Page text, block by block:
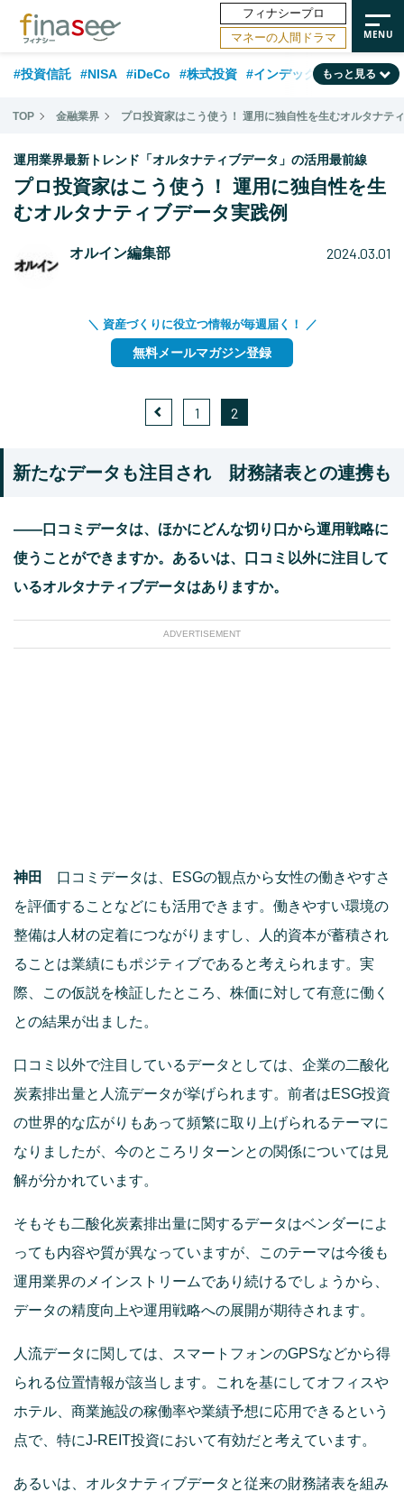
フィナシープロ
マネーの人間ドラマ
#投資信託 #NISA #iDeCo #株式投資 #インデックスファンド
#相談事例 #新NISA #相続・贈与 #FP #積立投資 #30代
#公的年金 #フィナンシャル・ウェルビーイング #トレンド
#50代 #データ・調査 #老後 #60代 #国内株式型
もっと見る
TOP 金融業界 プロ投資家はこう使う！ 運用に独自性を生むオルタナテ
運用業界最新トレンド「オルタナティブデータ」の活用最前線
プロ投資家はこう使う！ 運用に独自性を生
むオルタナティブデータ実践例
オルイン編集部 2024.03.01
＼ 資産づくりに役立つ情報が毎週届く！ ／
無料メールマガジン登録
1 2
新たなデータも注目され 財務諸表との連携も
――口コミデータは、ほかにどんな切り口から運用戦略に
使うことができますか。あるいは、口コミ以外に注目して
いるオルタナティブデータはありますか。
ADVERTISEMENT
神田
口コミデータは、ESGの観点から女性の働きやすさ
を評価することなどにも活用できます。働きやすい環境の
整備は人材の定着につながりますし、人的資本が蓄積され
ることは業績にもポジティブであると考えられます。実
際、この仮説を検証したところ、株価に対して有意に働く
との結果が出ました。
口コミ以外で注目しているデータとしては、企業の二酸化
炭素排出量と人流データが挙げられます。前者はESG投資
の世界的な広がりもあって頻繁に取り上げられるテーマに
なりましたが、今のところリターンとの関係については見
解が分かれています。
そもそも二酸化炭素排出量に関するデータはベンダーによ
っても内容や質が異なっていますが、このテーマは今後も
運用業界のメインストリームであり続けるでしょうから、
データの精度向上や運用戦略への展開が期待されます。
人流データに関しては、スマートフォンのGPSなどから得
られる位置情報が該当します。これを基にしてオフィスや
ホテル、商業施設の稼働率や業績予想に応用できるという
点で、特にJ-REIT投資において有効だと考えています。
あるいは、オルタナティブデータと従来の財務諸表を組み